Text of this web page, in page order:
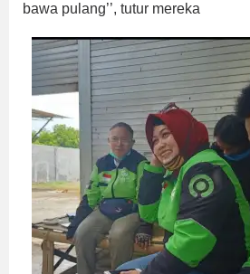
bawa pulang’’, tutur mereka